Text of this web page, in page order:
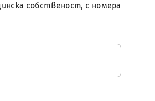
собственост, с номера